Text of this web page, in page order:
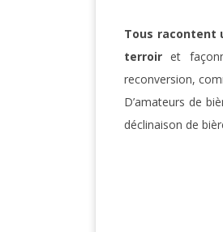
Tous racontent
terroir et
reconversion,
D’amateurs de
déclinaison de